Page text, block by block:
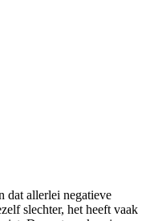
dat allerlei negatieve
slechter, het heeft vaak